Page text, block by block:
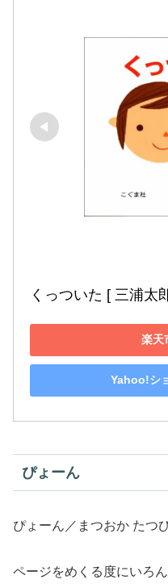
くっついた [ 三浦太
楽天
Yahoo!シ
ぴょーん
ぴょーん／まつおか たつ
ページをめくる度にいろ